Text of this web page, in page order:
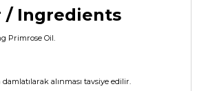
/ Ingredients
Primrose Oil.
alınması tavsiye edilir.